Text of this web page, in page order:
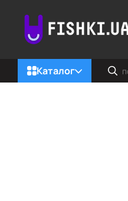
Каталог